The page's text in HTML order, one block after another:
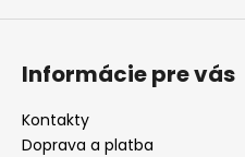
Informácie pre vás
Kontakty
Doprava a platba